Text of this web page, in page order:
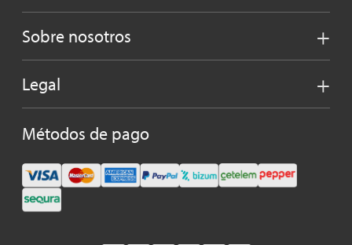
Sobre nosotros
Legal
Métodos de pago